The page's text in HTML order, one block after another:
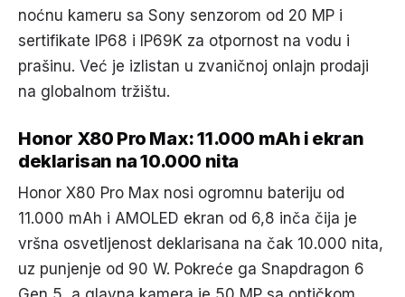
noćnu kameru sa Sony senzorom od 20 MP i
sertifikate IP68 i IP69K za otpornost na vodu i
prašinu. Već je izlistan u zvaničnoj onlajn prodaji
na globalnom tržištu.
Honor X80 Pro Max: 11.000 mAh i ekran
deklarisan na 10.000 nita
Honor X80 Pro Max nosi ogromnu bateriju od
11.000 mAh i AMOLED ekran od 6,8 inča čija je
vršna osvetljenost deklarisana na čak 10.000 nita,
uz punjenje od 90 W. Pokreće ga Snapdragon 6